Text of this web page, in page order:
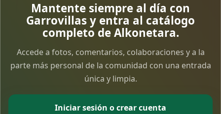
Mantente siempre al día con
Garrovillas y entra al catálogo
completo de Alkonetara.
Accede a fotos, comentarios, colaboraciones y a la
parte más personal de la comunidad con una entrada
única y limpia.
Iniciar sesión o crear cuenta